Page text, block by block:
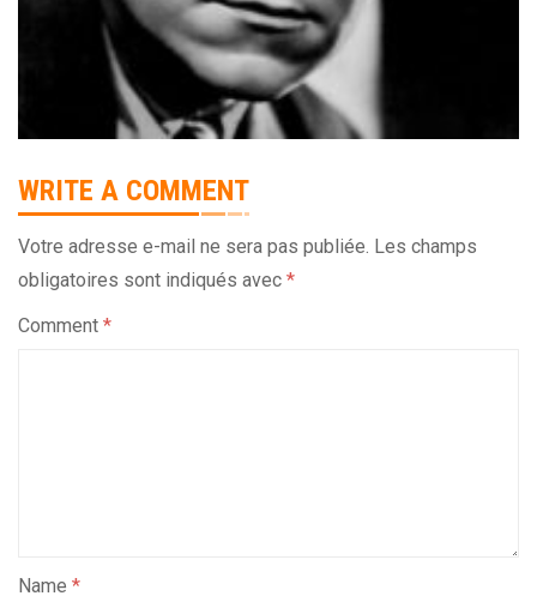
WRITE A COMMENT
Votre adresse e-mail ne sera pas publiée. Les champs
obligatoires sont indiqués avec *
Comment *
Name *